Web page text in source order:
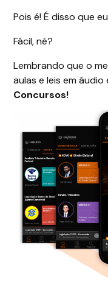
Pois é! É disso que
Fácil, né?
Lembrando que o
aulas e leis em
Concursos!